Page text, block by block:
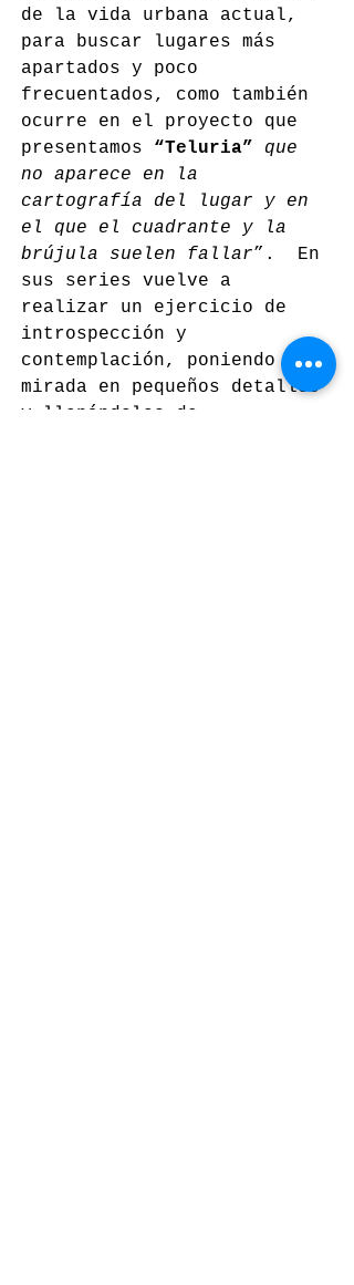
de la vida urbana actual,
para buscar lugares más
apartados y poco
frecuentados, como también
ocurre en el proyecto que
presentamos “Teluria” que
no aparece en la
cartografía del lugar y en
el que el cuadrante y la
brújula suelen fallar”.  En
sus series vuelve a
realizar un ejercicio de
introspección y
contemplación, poniendo su
mirada en pequeños detalles
y llenándolos de